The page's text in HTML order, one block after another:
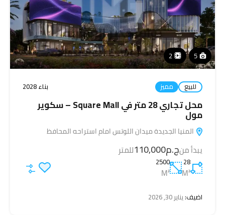
5
2
للبيع مميز بناء 2028
محل تجاري 28 متر في Square Mall – سكوير
مول
المنيا الجديدة ميدان اللوتس امام استراحه المحافظ
يبدأ منج.م110,000 للمتر
28
M²
2500
M²
اضيف:يناير 30, 2026